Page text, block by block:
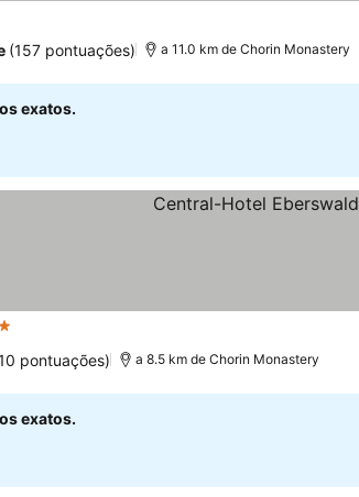
(157 pontuações) a 11.0 km de Chorin Monastery
exatos.
pontuações) a 8.5 km de Chorin Monastery
exatos.